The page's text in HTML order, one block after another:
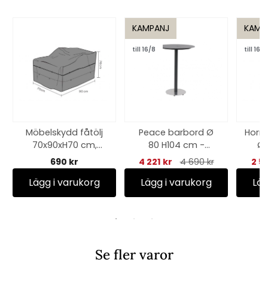
Möbelskydd fåtölj
70x90xH70 cm,
andas - svart
690 kr
Lägg i varukorg
KAMPANJ
till 16/8
Peace barbord Ø
80 H104 cm -
antracit
4 221 kr 4 690 kr
Lägg i varukorg
till 16/8
Ø
2
Se fler varor